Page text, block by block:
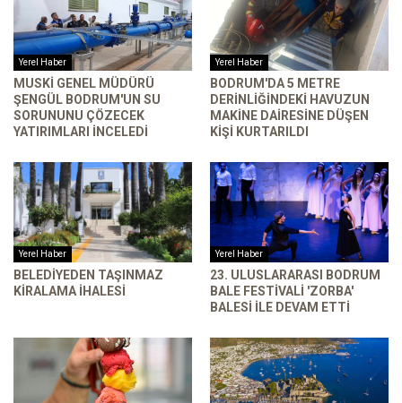
Yerel Haber
MUSKİ GENEL MÜDÜRÜ
ŞENGÜL BODRUM'UN SU
SORUNUNU ÇÖZECEK
YATIRIMLARI INCELEDI
Yerel Haber
BODRUM'DA 5 METRE
DERINLIĞINDEKI HAVUZUN
MAKINE DAIRESINE DÜŞEN
KIŞI KURTARILDI
Yerel Haber
BELEDIYEDEN TAŞINMAZ
KIRALAMA İHALESI
Yerel Haber
23. ULUSLARARASI BODRUM
BALE FESTIVALI 'ZORBA'
BALESI ILE DEVAM ETTI